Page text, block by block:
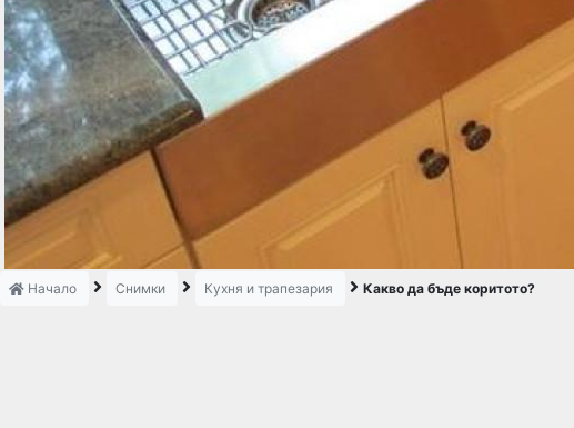
Начало Снимки Кухня и трапезария Какво да бъде коритото?